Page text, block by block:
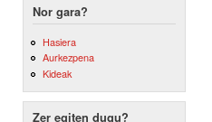
Nor gara?
Hasiera
Aurkezpena
Kideak
Zer egiten dugu?